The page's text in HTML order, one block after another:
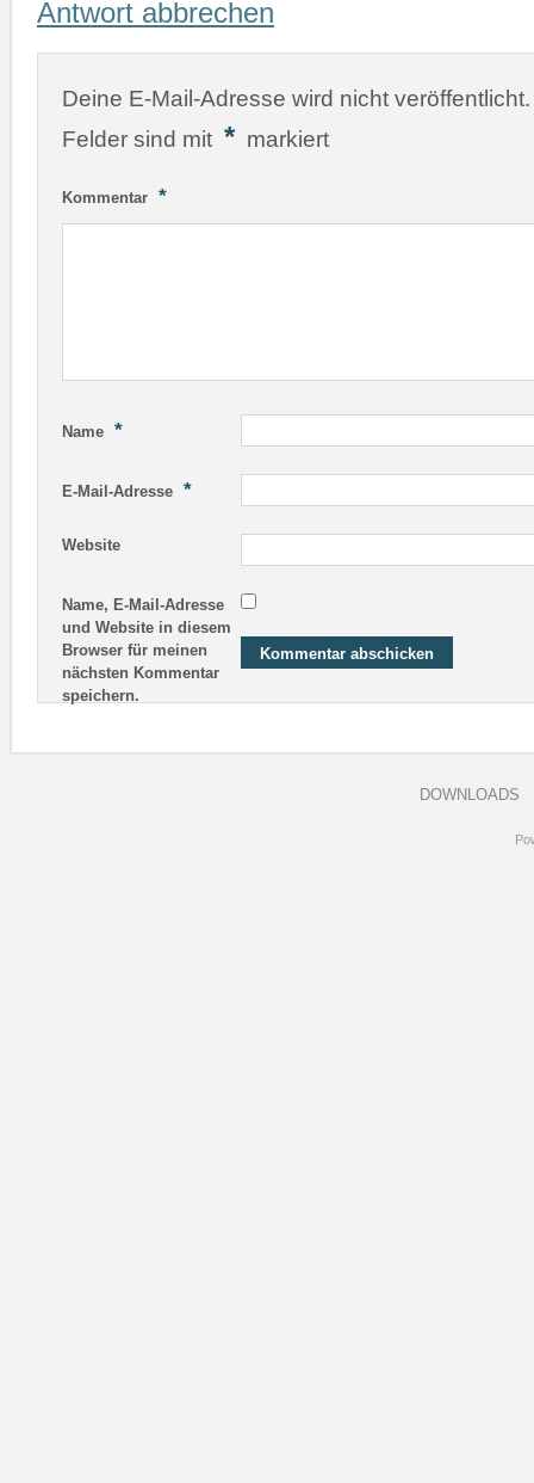
Antwort abbrechen
Deine E-Mail-Adresse wird nicht veröffentlicht.
Felder sind mit * markiert
Kommentar *
Name *
E-Mail-Adresse *
Website
Name, E-Mail-Adresse
und Website in diesem
Browser für meinen
nächsten Kommentar
speichern.
DOWNLOADS